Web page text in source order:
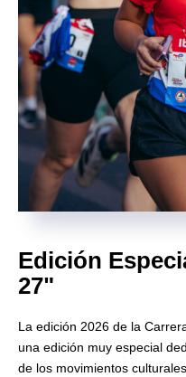
Edición
27"
La edición 2026 de la
una edición muy especial
de los movimientos